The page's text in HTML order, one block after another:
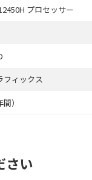
プロセッサー
フィックス
）
さい